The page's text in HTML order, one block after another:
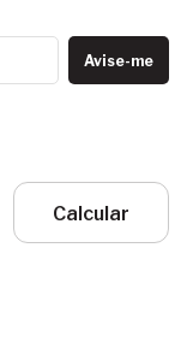
Avise-me